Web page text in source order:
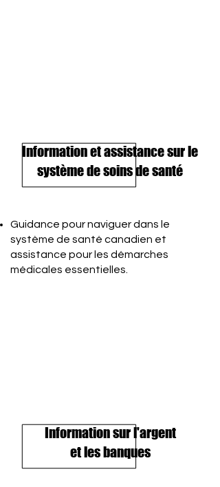
Information et assistance sur le
système de soins de santé
Guidance pour naviguer dans le
système de santé canadien et
assistance pour les démarches
médicales essentielles.
Information sur l'argent
et les banques